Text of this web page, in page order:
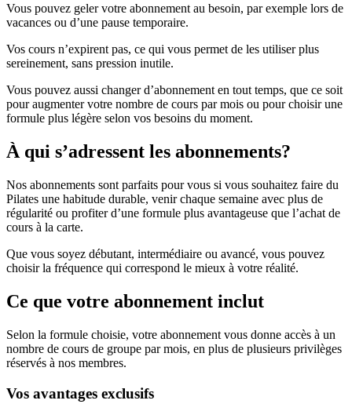
Vous pouvez geler votre abonnement au besoin, par exemple lors de
vacances ou d’une pause temporaire.
Vos cours n’expirent pas, ce qui vous permet de les utiliser plus
sereinement, sans pression inutile.
Vous pouvez aussi changer d’abonnement en tout temps, que ce soit
pour augmenter votre nombre de cours par mois ou pour choisir une
formule plus légère selon vos besoins du moment.
À qui s’adressent les abonnements?
Nos abonnements sont parfaits pour vous si vous souhaitez faire du
Pilates une habitude durable, venir chaque semaine avec plus de
régularité ou profiter d’une formule plus avantageuse que l’achat de
cours à la carte.
Que vous soyez débutant, intermédiaire ou avancé, vous pouvez
choisir la fréquence qui correspond le mieux à votre réalité.
Ce que votre abonnement inclut
Selon la formule choisie, votre abonnement vous donne accès à un
nombre de cours de groupe par mois, en plus de plusieurs privilèges
réservés à nos membres.
Vos avantages exclusifs